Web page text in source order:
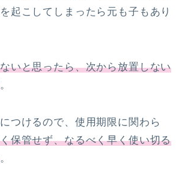
起こしてしまったら元も子もあり
いと思ったら、次から放置しない
。
つけるので、使用期限に関わら
保管せず、なるべく早く使い切る
。